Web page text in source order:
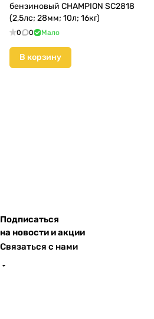
бензиновый CHAMPION SC2818
(2,5лс; 28мм; 10л; 16кг)
0 0 Мало
В корзину
Подписаться
на новости и акции
Связаться с нами